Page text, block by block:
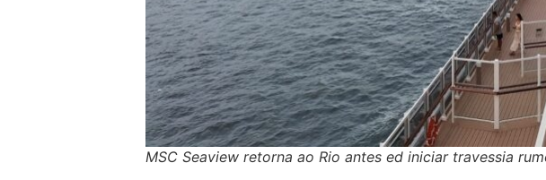
MSC Seaview retorna ao Rio antes ed iniciar travessia